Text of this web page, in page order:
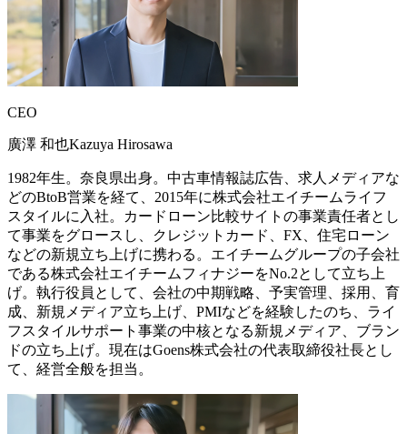
CEO
廣澤 和也Kazuya Hirosawa
1982年生。奈良県出身。中古車情報誌広告、求人メディアな
どのBtoB営業を経て、2015年に株式会社エイチームライフ
スタイルに入社。カードローン比較サイトの事業責任者とし
て事業をグロースし、クレジットカード、FX、住宅ローン
などの新規立ち上げに携わる。エイチームグループの子会社
である株式会社エイチームフィナジーをNo.2として立ち上
げ。執行役員として、会社の中期戦略、予実管理、採用、育
成、新規メディア立ち上げ、PMIなどを経験したのち、ライ
フスタイルサポート事業の中核となる新規メディア、ブラン
ドの立ち上げ。現在はGoens株式会社の代表取締役社長とし
て、経営全般を担当。